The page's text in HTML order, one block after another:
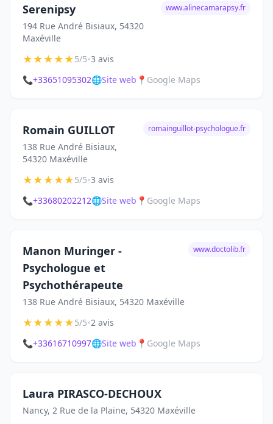
Serenipsy
194 Rue André Bisiaux, 54320
Maxéville
www.alinecamarapsy.fr
★★★★★5/5•3 avis
📞+33651095302🌐Site web 📍 Google Maps
Romain GUILLOT
138 Rue André Bisiaux,
54320 Maxéville
romainguillot-psychologue.fr
★★★★★5/5•3 avis
📞+33680202212🌐Site web 📍 Google Maps
Manon Muringer -
Psychologue et
Psychothérapeute
138 Rue André Bisiaux, 54320 Maxéville
www.doctolib.fr
★★★★★5/5•2 avis
📞+33616710997🌐Site web 📍 Google Maps
Laura PIRASCO-DECHOUX
Nancy, 2 Rue de la Plaine, 54320 Maxéville